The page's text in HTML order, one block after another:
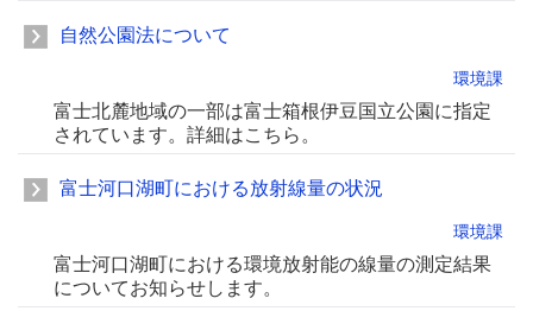
自然公園法について
環境課
富士北麓地域の一部は富士箱根伊豆国立公園に指定
されています。詳細はこちら。
富士河口湖町における放射線量の状況
環境課
富士河口湖町における環境放射能の線量の測定結果
についてお知らせします。